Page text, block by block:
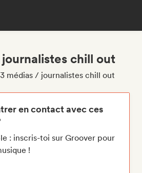
chill out
médias / journalistes chill out
en contact avec ces
: inscris-toi sur Groover pour
!